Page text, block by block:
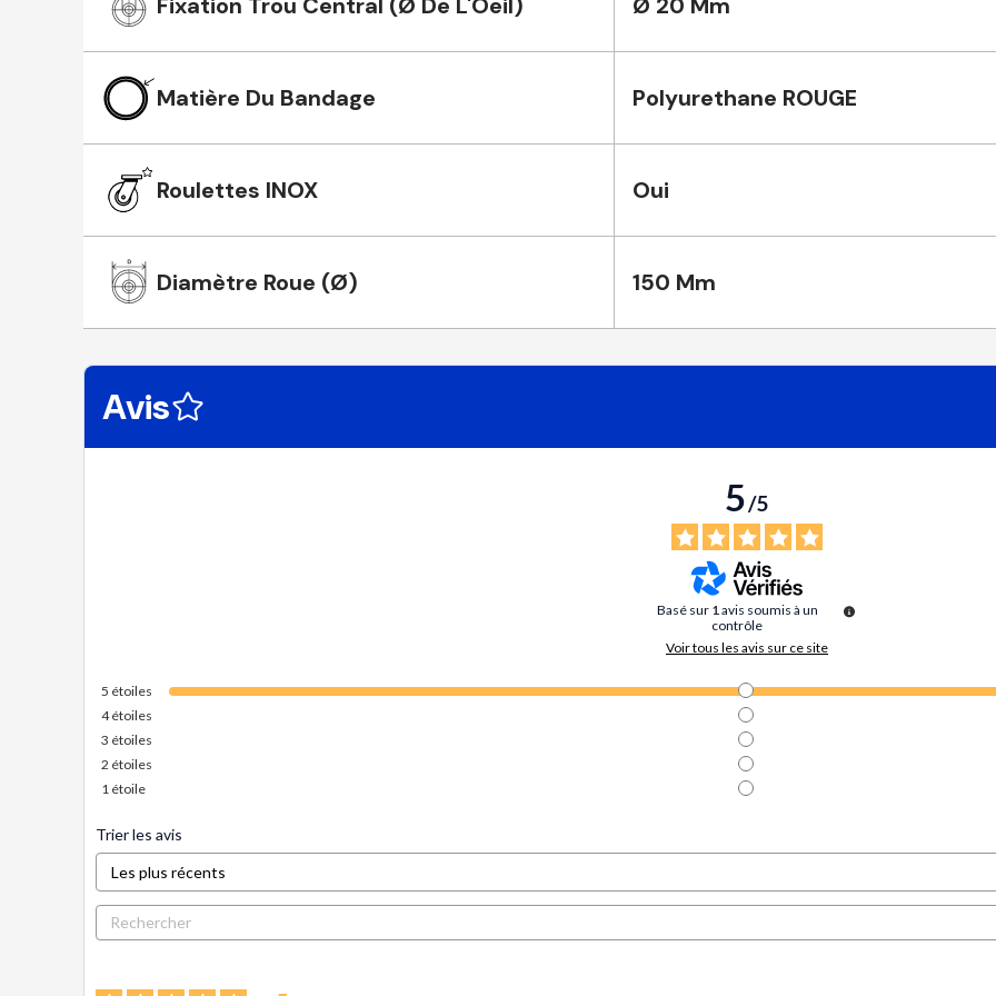
Matière Du Bandage Polyurethane ROUGE
Roulettes INOX Oui
Diamètre Roue (Ø) 150 Mm
Avis
5/5
Basé sur 1 avis soumis à un
contrôle
Voir tous les avis sur ce site
5 étoiles
4étoiles
3 étoiles
2 étoiles
1 étoile
Trier les avis